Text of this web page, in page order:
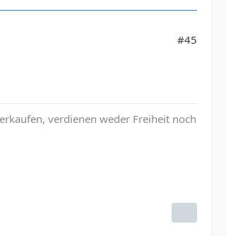
#45
verdienen weder Freiheit noch